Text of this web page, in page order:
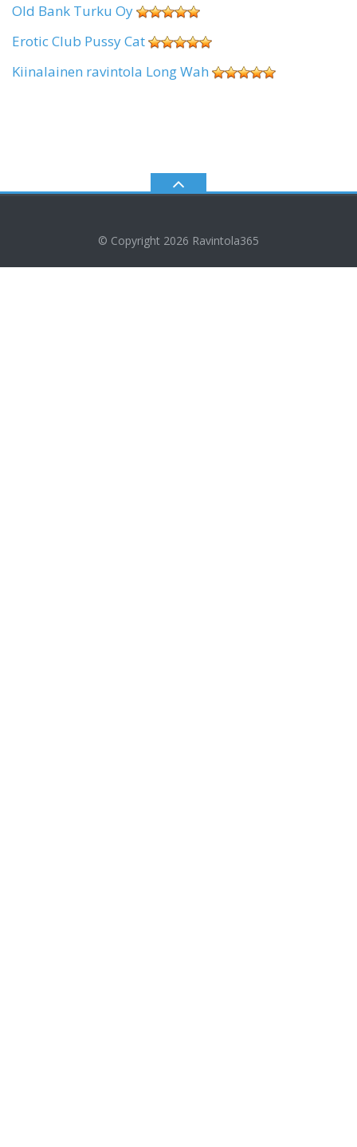
Old Bank Turku Oy
Erotic Club Pussy Cat
Kiinalainen ravintola Long Wah
© Copyright 2026 Ravintola365